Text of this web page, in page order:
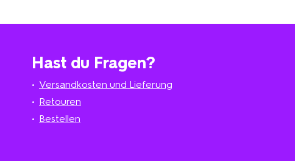
Hast du Fragen?
Versandkosten und Lieferung
Retouren
Bestellen